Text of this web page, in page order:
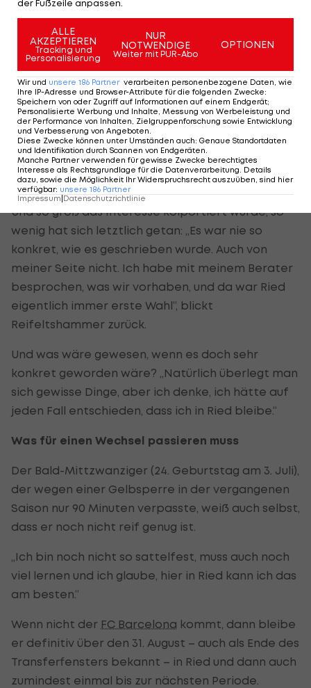
keinen Hehl daraus, Interesse am Aufsteiger der
Saison zu haben.
Doch wie es sich für einen echten Rieder
„Wikinger“ (seit 1994, Vertrag bis 2014) gehört, blieb
„Didi“ bodenständig.
„Es war meine erste Saison und die muss man erst
einmal bestätigen“, so der 1,88m-Kicker. „Hier finde
ich super Bedingungen vor, komme ich zum
Spielen, kriege meine Chance.“
Und so groß das Interesse kolportiert wurde, so
wenig hat sich letztlich getan: „Es war nie so
konkret, wie es geschrieben wurde. Auch von
meiner Seite nicht. Ich habe mit meinem Berater
besprochen, was wir vorhaben, und da war Ried
eigentlich immer erste Wahl“, blickt
Reifeltshammer zurück.
Und was wäre gewesen, wenn es doch sehr
konkret geworden wäre? „Natürlich überlegt man
sich gewisse Dinge, aber ich denke, ich hätte auf
jeden Fall entschieden, dass ich in Ried bleibe.“
Was für einen Wechsel passieren muss
Der Bald-Mittzwanziger (24. Geburtstag am 3. Juli),
der wegen einer Gelbsperre in der vergangenen
Saison nur 90 Minuten verpasste, weiß auch selbst,
dass er noch nicht reif genug ist.
„Ich bin noch nicht so sattelfest, muss auch noch
viel lernen und ich glaube, hier in Ried kann ich das
am besten.“
Wenn nicht der FC Barcelona kommt, dann bleibe
er definitiv über den 31. August – auch als Ende des
Transferfensters bekannt – in Ried und dann auch
zumindest einmal bis zur nächsten Periode.
der Fußzeile anpassen.
ALLE
AKZEPTIEREN
Tracking und
Personalisierung
NUR
NOTWENDIGE
Weiter mit PUR-Abo
OPTIONEN
Wir und unsere 186 Partner verarbeiten personenbezogene Daten, wie
Ihre IP-Adresse und Browser-Attribute für die folgenden Zwecke:
Speichern von oder Zugriff auf Informationen auf einem Endgerät;
Personalisierte Werbung und Inhalte, Messung von Werbeleistung und
der Performance von Inhalten, Zielgruppenforschung sowie Entwicklung
und Verbesserung von Angeboten
Diese Zwecke können unter Umständen auch: Genaue Standortdaten
und Identifikation durch Scannen von Endgeräten
Manche Partner verwenden für gewisse Zwecke berechtigtes
Interesse als Rechtsgrundlage für die Datenverarbeitung. Details
dazu, sowie die Möglichkeit Ihr Widerspruchsrecht auszuüben, sind hier
verfügbar: unsere 186 Partner
Impressum|Datenschutzrichtlinie